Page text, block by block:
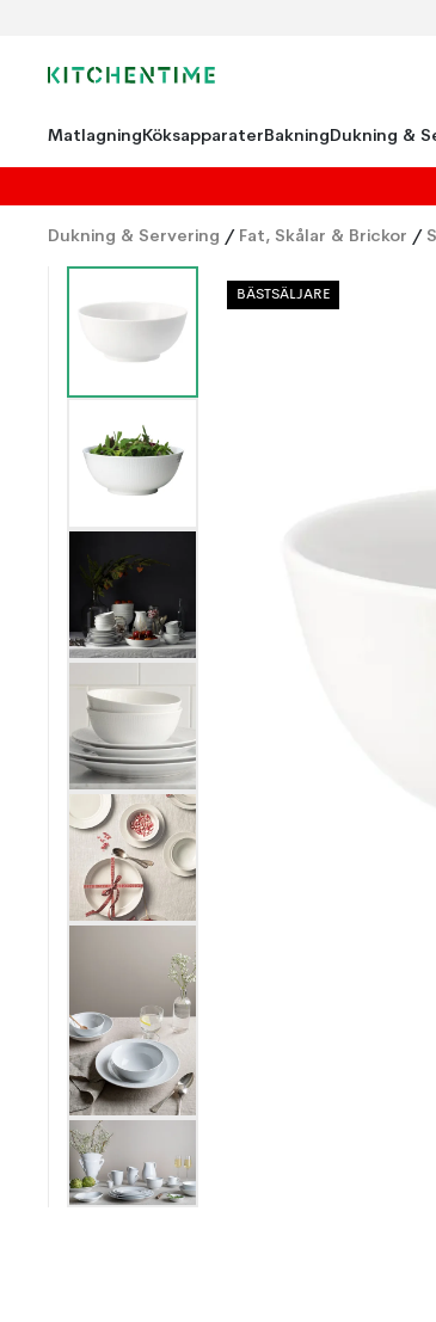
MatlagningKöksapparaterBakningDukning &
Dukning & Servering / Fat, Skålar & Brickor /
BÄSTSÄLJARE